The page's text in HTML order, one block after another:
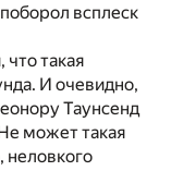
всплеск
такая
И очевидно,
Таунсенд
может такая
неловкого